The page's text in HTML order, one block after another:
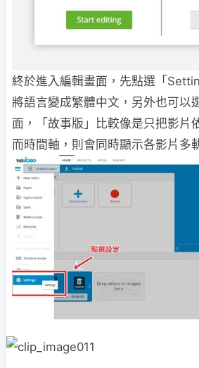
終於進入編輯畫面，先點選「
將語言變成繁體中文，另外也可以
面，「故事版」比較像是只把影片
而時間軸，則會同時顯示各影片多